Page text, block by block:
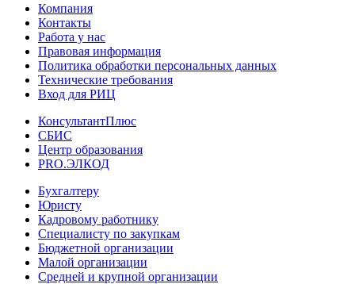
Компания
Контакты
Работа у нас
Правовая информация
Политика обработки персональных данных
Технические требования
Вход для РИЦ
КонсультантПлюс
СБИС
Центр образования
PRO.ЭЛКОД
Бухгалтеру
Юристу
Кадровому работнику
Специалисту по закупкам
Бюджетной организации
Малой организации
Средней и крупной организации